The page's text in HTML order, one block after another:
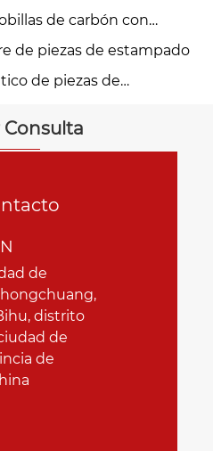
de carbón con
de piezas de estampado
de piezas de
Consulta
de
distrito
de
de